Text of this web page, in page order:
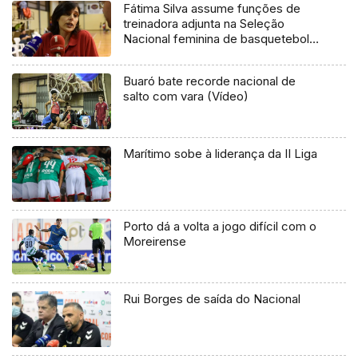
Fátima Silva assume funções de
treinadora adjunta na Seleção
Nacional feminina de basquetebol
Buaró bate recorde nacional de
salto com vara (Vídeo)
Marítimo sobe à liderança da II Liga
Porto dá a volta a jogo difícil com o
Moreirense
Rui Borges de saída do Nacional